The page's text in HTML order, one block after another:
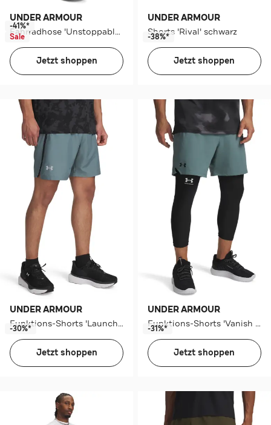
UNDER ARMOUR
Fahrradhose 'Unstoppable' beige
-41%*
Sale
Jetzt shoppen
UNDER ARMOUR
Shorts 'Rival' schwarz
-38%*
Jetzt shoppen
UNDER ARMOUR
Funktions-Shorts 'Launch' türkis
-30%*
Jetzt shoppen
UNDER ARMOUR
Funktions-Shorts 'Vanish Woven' türkis
-31%*
Jetzt shoppen